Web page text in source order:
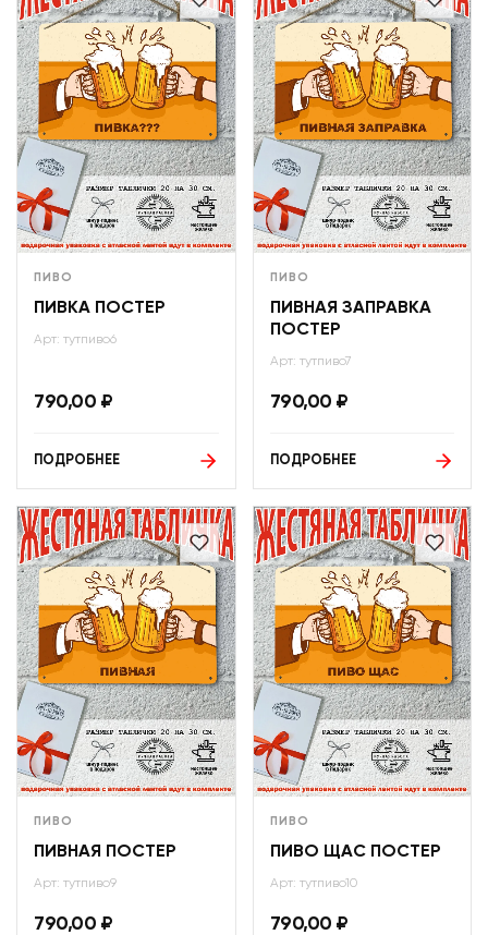
ПИВО
ПИВКА ПОСТЕР
Арт: тутпиво6
790,00 ₽
ПОДРОБНЕЕ
ПИВО
ПИВНАЯ ЗАПРАВКА
ПОСТЕР
Арт: тутпиво7
790,00 ₽
ПОДРОБНЕЕ
ПИВО
ПИВНАЯ ПОСТЕР
Арт: тутпиво9
790,00 ₽
ПИВО
ПИВО ЩАС ПОСТЕР
Арт: тутпиво10
790,00 ₽